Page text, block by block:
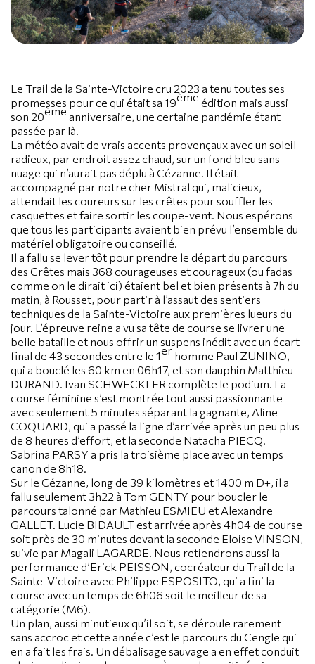
Le Trail de la Sainte-Victoire cru 2023 a tenu toutes ses
promesses pour ce qui était sa 19ème édition mais aussi
son 20ème anniversaire, une certaine pandémie étant
passée par là.
La météo avait de vrais accents provençaux avec un soleil
radieux, par endroit assez chaud, sur un fond bleu sans
nuage qui n’aurait pas déplu à Cézanne. Il était
accompagné par notre cher Mistral qui, malicieux,
attendait les coureurs sur les crêtes pour souffler les
casquettes et faire sortir les coupe-vent. Nous espérons
que tous les participants avaient bien prévu l’ensemble du
matériel obligatoire ou conseillé.
Il a fallu se lever tôt pour prendre le départ du parcours
des Crêtes mais 368 courageuses et courageux (ou fadas
comme on le dirait ici) étaient bel et bien présents à 7h du
matin, à Rousset, pour partir à l’assaut des sentiers
techniques de la Sainte-Victoire aux premières lueurs du
jour. L’épreuve reine a vu sa tête de course se livrer une
belle bataille et nous offrir un suspens inédit avec un écart
final de 43 secondes entre le 1er homme Paul ZUNINO,
qui a bouclé les 60 km en 06h17, et son dauphin Matthieu
DURAND. Ivan SCHWECKLER complète le podium. La
course féminine s’est montrée tout aussi passionnante
avec seulement 5 minutes séparant la gagnante, Aline
COQUARD, qui a passé la ligne d’arrivée après un peu plus
de 8 heures d’effort, et la seconde Natacha PIECQ.
Sabrina PARSY a pris la troisième place avec un temps
canon de 8h18.
Sur le Cézanne, long de 39 kilomètres et 1400 m D+, il a
fallu seulement 3h22 à Tom GENTY pour boucler le
parcours talonné par Mathieu ESMIEU et Alexandre
GALLET. Lucie BIDAULT est arrivée après 4h04 de course
soit près de 30 minutes devant la seconde Eloise VINSON,
suivie par Magali LAGARDE. Nous retiendrons aussi la
performance d’Erick PEISSON, cocréateur du Trail de la
Sainte-Victoire avec Philippe ESPOSITO, qui a fini la
course avec un temps de 6h06 soit le meilleur de sa
catégorie (M6).
Un plan, aussi minutieux qu’il soit, se déroule rarement
sans accroc et cette année c’est le parcours du Cengle qui
en a fait les frais. Un débalisage sauvage a en effet conduit